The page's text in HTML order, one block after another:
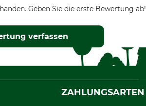
Geben Sie die erste Bewertung ab!
verfassen
ZAHLUNGSARTEN